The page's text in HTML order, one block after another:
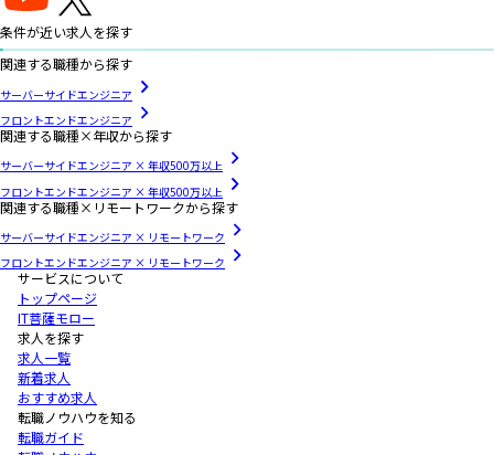
条件が近い求人を探す
関連する職種から探す
サーバーサイドエンジニア
フロントエンドエンジニア
関連する職種×年収から探す
サーバーサイドエンジニア × 年収500万以上
フロントエンドエンジニア × 年収500万以上
関連する職種×リモートワークから探す
サーバーサイドエンジニア × リモートワーク
フロントエンドエンジニア × リモートワーク
サービスについて
トップページ
IT菩薩モロー
求人を探す
求人一覧
新着求人
おすすめ求人
転職ノウハウを知る
転職ガイド